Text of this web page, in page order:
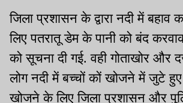
जिला प्रशासन के द्वारा नदी में
लिए पतरातू डेम के पानी को बंद
को सूचना दी गई. वही गोताखोर और
लोग नदी में बच्चों कों खोजने में जुटे
खोजने के लिए जिला प्रशासन और